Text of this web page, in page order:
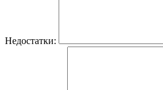
Недостатки: